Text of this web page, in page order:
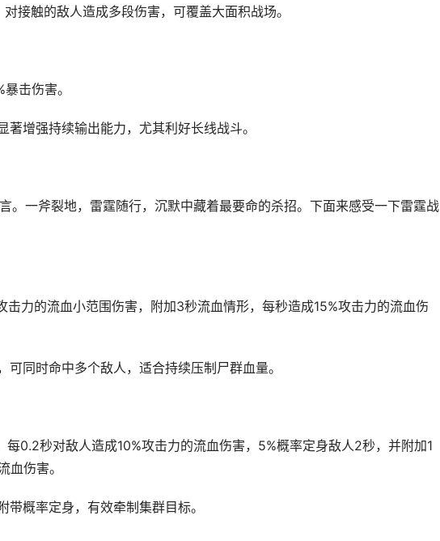
触的敌人造成多段伤害，可覆盖大面积战场。
击伤害。
增强持续输出能力，尤其利好长线战斗。
一斧裂地，雷霆随行，沉默中藏着最要命的杀招。下面来感受一下雷霆战
的流血小范围伤害，附加3秒流血情形，每秒造成15%攻击力的流血伤
同时命中多个敌人，适合持续压制尸群血量。
秒对敌人造成10%攻击力的流血伤害，5%概率定身敌人2秒，并附加1
血伤害。
概率定身，有效牵制集群目标。